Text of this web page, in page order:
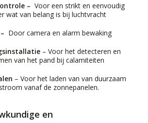
– Voor een strikt en eenvoudig
wat van belang is bij luchtvracht
Door camera en alarm bewaking
– Voor het detecteren en
van het pand bij calamiteiten
– Voor het laden van van duurzaam
vanaf de zonnepanelen.
en